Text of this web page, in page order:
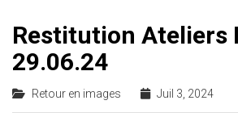
Restitution Ateliers
29.06.24
Retour en images Juil 3, 2024